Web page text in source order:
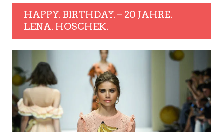
HAPPY. BIRTHDAY. – 20 JAHRE.
LENA. HOSCHEK.